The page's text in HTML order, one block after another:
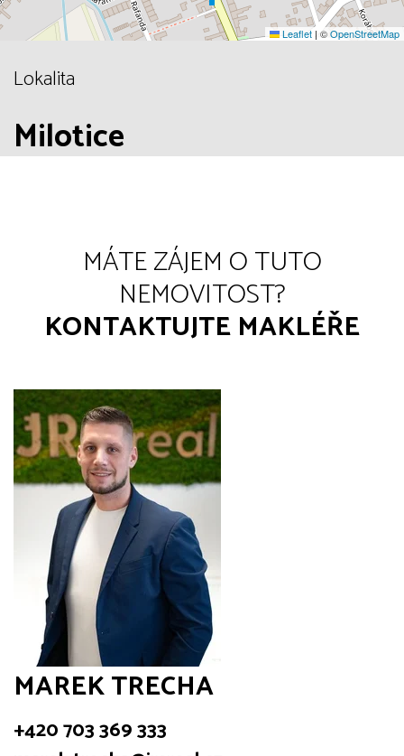
Leaflet | ©OpenStreetMap
Lokalita
Milotice
MÁTE ZÁJEM O TUTO
NEMOVITOST?
KONTAKTUJTE MAKLÉŘE
MAREK TRECHA
+420 703 369 333